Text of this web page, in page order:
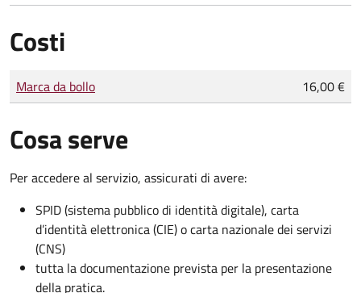
Costi
Tipo di pagamento
Importo
Marca da bollo 16,00 €
Cosa serve
Per accedere al servizio, assicurati di avere:
SPID (sistema pubblico di identità digitale), carta
d’identità elettronica (CIE) o carta nazionale dei servizi
(CNS)
tutta la documentazione prevista per la presentazione
della pratica.